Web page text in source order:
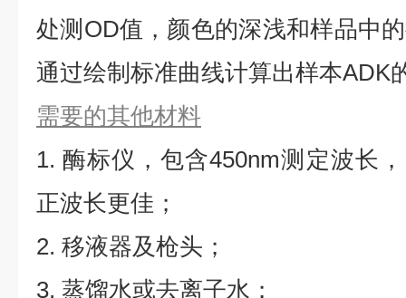
处测OD值，颜色的深浅和样品中
通过绘制标准曲线计算出样本ADK
需要的其他材料
1. 酶标仪，包含450nm测定波长
正波长更佳；
2. 移液器及枪头；
3. 蒸馏水或去离子水；